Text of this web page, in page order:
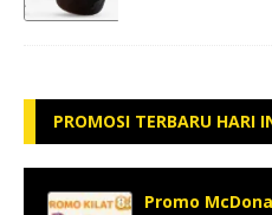
PROMOSI TERBARU HARI
Promo